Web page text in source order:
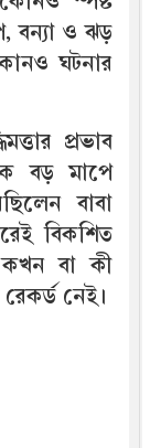
বন্যা ও ঝড়
ঘটনার
প্রভাব
বড় মাপে
বাবা
বিকশিত
কখন বা কী
নেই।